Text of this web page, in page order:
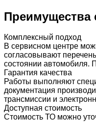
Преимущества
Комплексный подход
В сервисном центре
согласовывают
состоянии автомобиля.
Гарантия качества
Работы выполняют
документация
трансмиссии и
Доступная стоимость
Стоимость ТО можно